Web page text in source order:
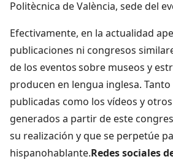
Politècnica de València, sede del
Efectivamente, en la actualidad
publicaciones ni congresos
de los eventos sobre museos y
producen en lengua inglesa. Tanto
publicadas como los vídeos y
generados a partir de este
su realización y que se perpetúe
hispanohablante.Redes sociales